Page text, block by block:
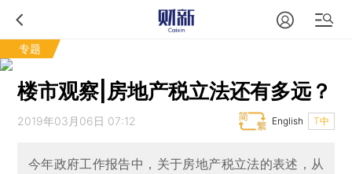
专题
楼市观察|房地产税立法还有多远？
2019年03月06日 07:12 T中
English
今年政府工作报告中，关于房地产税立法的表述，从